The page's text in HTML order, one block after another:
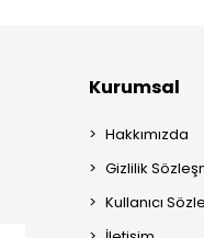
Kurumsal
Hakkımızda
Gizlilik
Kullanıcı